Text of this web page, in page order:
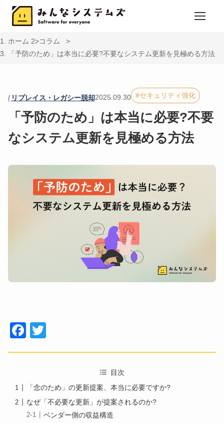
ホーム
コラム
「予防のため」は本当に必要?不要なシステム更新を見極める方法
リプレイス・レガシー脱却2025.09.30 セキュリティ強化
「予防のため」は本当に必要?不要
なシステム更新を見極める方法
Face
目次
「念のため」の更新提案、本当に必要ですか?
なぜ「不必要な更新」が提案されるのか?
ベンダー側の収益構造